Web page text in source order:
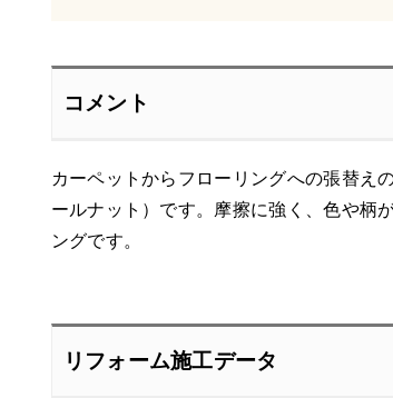
コメント
カーペットからフローリングへの張替え
ールナット）です。摩擦に強く、色や柄
ングです。
リフォーム施工データ